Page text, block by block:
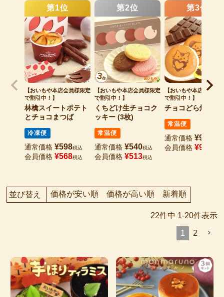
【おいもや本店会員様限定
で割引中！】
林檎スイートポテト
とチョコまつば
冷凍便
通常価格 ¥598税込
会員価格 ¥568税込
【おいもや本店会員様限定
で割引中！】
くちどけ生チョコク
ッキー (3枚)
常温便
通常価格 ¥540税込
会員価格 ¥513税込
【おいもや本店会員様
で割引中！】
チョコどら焼き 3
常温便
通常価格 ¥990
会員価格 ¥940
並び替え 価格が安い順 価格が高い順 新着順
22件中 1-20件表示
1 2